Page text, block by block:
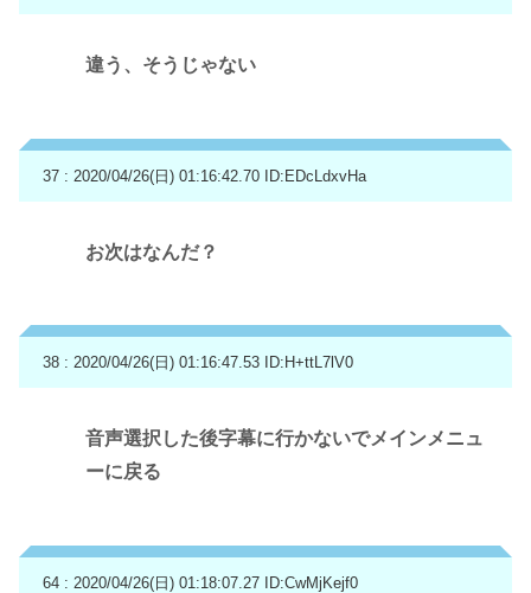
違う、そうじゃない
37 : 2020/04/26(日) 01:16:42.70 ID:EDcLdxvHa
お次はなんだ？
38 : 2020/04/26(日) 01:16:47.53 ID:H+ttL7lV0
音声選択した後字幕に行かないでメインメニュ
ーに戻る
64 : 2020/04/26(日) 01:18:07.27 ID:CwMjKejf0